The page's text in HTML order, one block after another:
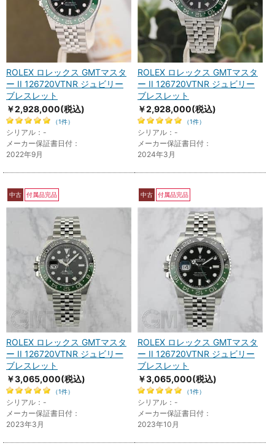
ROLEX ロレックス GMTマスタ
ー II 126720VTNR ジュビリー
ブレスレット
￥2,928,000(税込)
（1件）
シリアル：-
メーカー保証書日付：
2022年9月
ROLEX ロレックス GMTマスタ
ー II 126720VTNR ジュビリー
ブレスレット
￥2,928,000(税込)
（1件）
シリアル：-
メーカー保証書日付：
2024年3月
中古 付属品完品
ROLEX ロレックス GMTマスタ
ー II 126720VTNR ジュビリー
ブレスレット
￥3,065,000(税込)
（1件）
シリアル：-
メーカー保証書日付：
2023年3月
中古 付属品完品
ROLEX ロレックス GMTマスタ
ー II 126720VTNR ジュビリー
ブレスレット
￥3,065,000(税込)
（1件）
シリアル：-
メーカー保証書日付：
2023年10月